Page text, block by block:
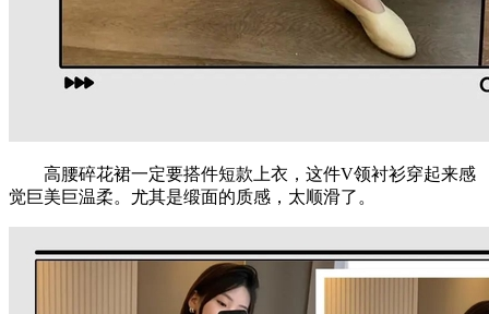
高腰碎花裙一定要搭件短款上衣，这件V领衬衫穿起来感
觉巨美巨温柔。尤其是缎面的质感，太顺滑了。